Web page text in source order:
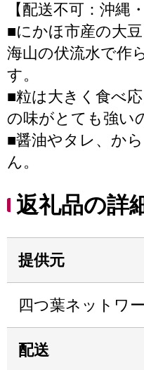
【配送不可：沖縄
■にかほ市産の大
海山の伏流水で作
す。
■粒は大きく食べ
の味がとても強い
■醤油やタレ、か
ん。
返礼品の詳
提供元
四つ葉ネットワ
配送